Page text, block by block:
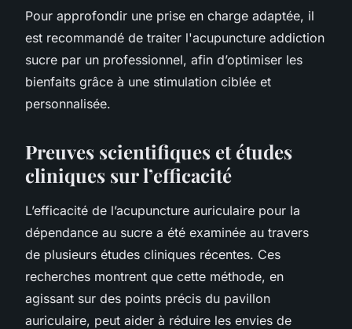
Pour approfondir une prise en charge adaptée, il
est recommandé de traiter l'acupuncture addiction
sucre par un professionnel, afin d’optimiser les
bienfaits grâce à une stimulation ciblée et
personnalisée.
Preuves scientifiques et études
cliniques sur l’efficacité
L’efficacité de l’acupuncture auriculaire pour la
dépendance au sucre a été examinée au travers
de plusieurs études cliniques récentes. Ces
recherches montrent que cette méthode, en
agissant sur des points précis du pavillon
auriculaire, peut aider à réduire les envies de